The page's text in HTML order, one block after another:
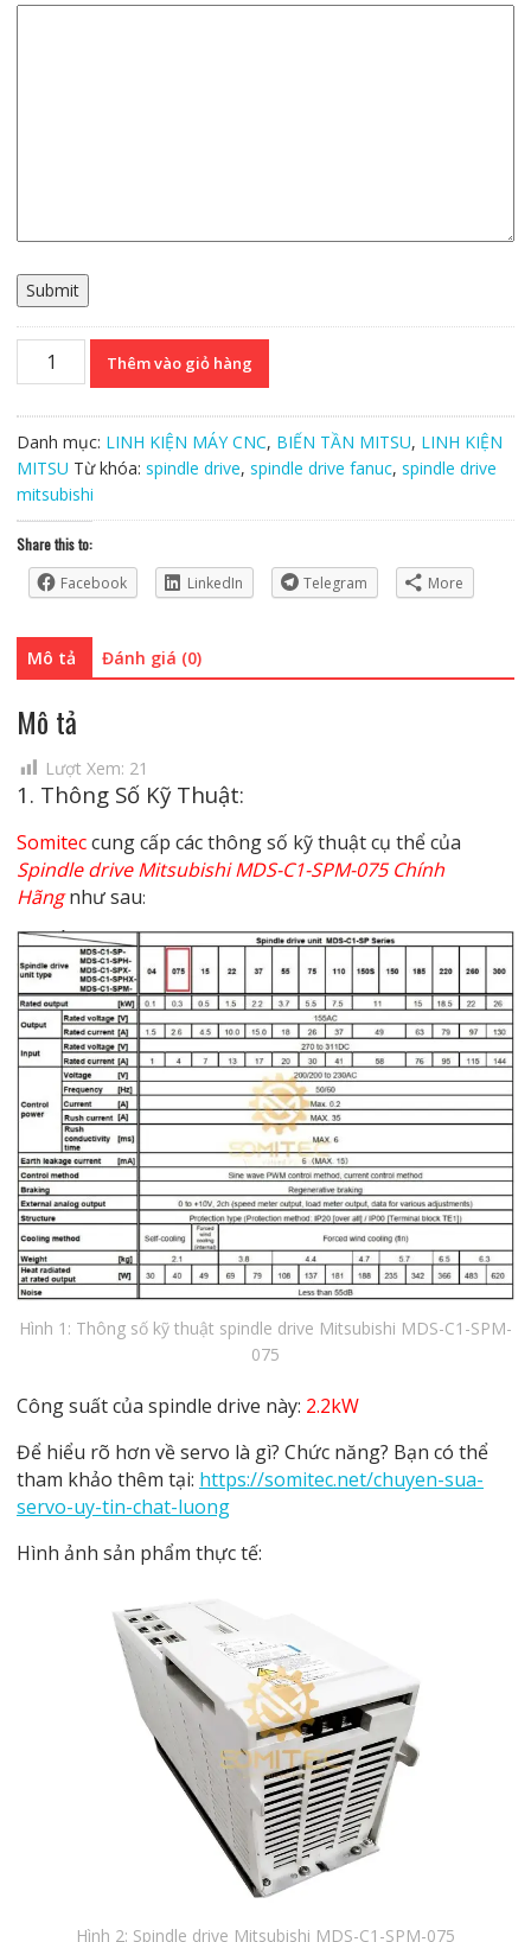
Submit
Spindle
drive
C1-
SPM-
075
Chính
Thêm vào giỏ hàng
Danh mục: LINH KIỆN MÁY CNC, BIẾN TẦN MITSU, LINH KIỆN
MITSU Từ khóa: spindle drive, spindle drive fanuc, spindle drive
mitsubishi
Share this to:
Facebook
LinkedIn Telegram More
Mô tả Đánh giá (0)
Mô tả
Lượt Xem: 21
1. Thông Số Kỹ Thuật:
Somiteccung cấp các thông số kỹ thuật cụ thể của
Spindle drive Mitsubishi MDS-C1-SPM-075 Chính
Hãngnhư sau:
Hình 1: Thông số kỹ thuật spindle drive Mitsubishi MDS-C1-SPM-
075
Công suất của spindle drive này: 2.2kW
Để hiểu rõ hơn về servo là gì? Chức năng? Bạn có thể
tham khảo thêm tại: https://somitec.net/chuyen-sua-
servo-uy-tin-chat-luong
Hình ảnh sản phẩm thực tế:
Hình 2: Spindle drive Mitsubishi MDS-C1-SPM-075